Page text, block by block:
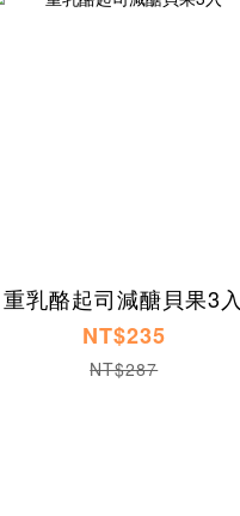
重乳酪起司減醣貝果3入
NT$235
NT$287